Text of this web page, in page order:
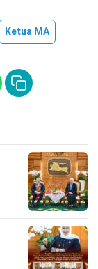
Ketua MA